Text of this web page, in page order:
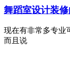
舞蹈室设计装
现在有非常多专业
而且说